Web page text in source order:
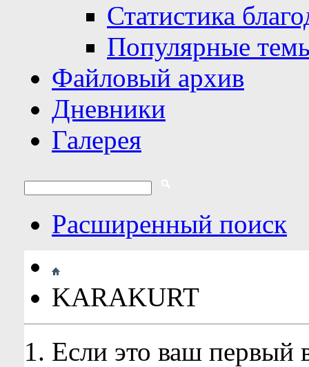
Статистика
Популярные
Файловый архив
Дневники
Галерея
Расширенный поиск
KARAKURT
Если это ваш первый